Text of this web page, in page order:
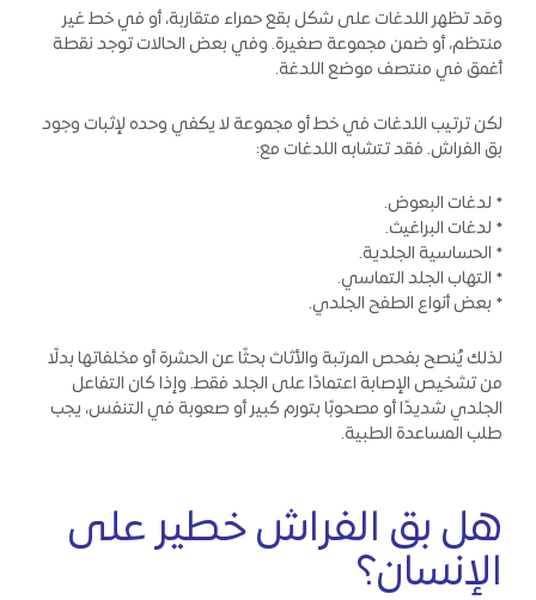
وقد تظهر اللدغات على شكل بقع حمراء متقاربة، أو في خط غير
منتظم، أو ضمن مجموعة صغيرة. وفي بعض الحالات توجد نقطة
أغمق في منتصف موضع اللدغة.
لكن ترتيب اللدغات في خط أو مجموعة لا يكفي وحده لإثبات وجود
بق الفراش. فقد تتشابه اللدغات مع:
* لدغات البعوض.
* لدغات البراغيث.
* الحساسية الجلدية.
* التهاب الجلد التماسي.
* بعض أنواع الطفح الجلدي.
لذلك يُنصح بفحص المرتبة والأثاث بحثًا عن الحشرة أو مخلفاتها بدلًا
من تشخيص الإصابة اعتمادًا على الجلد فقط. وإذا كان التفاعل
الجلدي شديدًا أو مصحوبًا بتورم كبير أو صعوبة في التنفس، يجب
طلب المساعدة الطبية.
هل بق الفراش خطير على
الإنسان؟